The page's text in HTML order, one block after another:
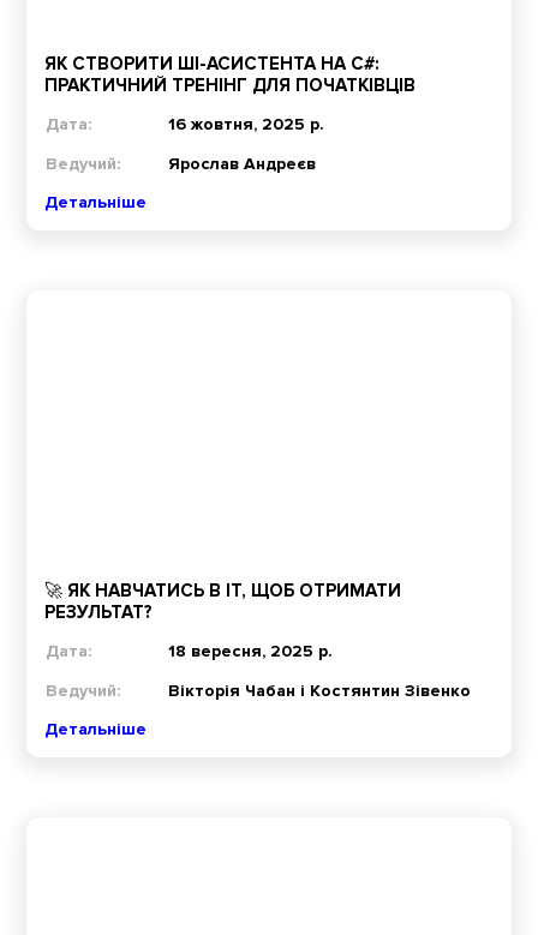
ЯК СТВОРИТИ ШІ-АСИСТЕНТА НА C#:
ПРАКТИЧНИЙ ТРЕНІНГ ДЛЯ ПОЧАТКІВЦІВ
Дата:
16 жовтня, 2025 р.
Ведучий:
Ярослав Андреєв
Детальніше
🚀 ЯК НАВЧАТИСЬ В ІТ, ЩОБ ОТРИМАТИ
РЕЗУЛЬТАТ?
Дата:
18 вересня, 2025 р.
Ведучий:
Вікторія Чабан і Костянтин Зівенко
Детальніше